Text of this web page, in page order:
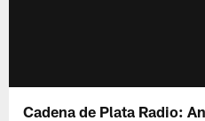
Cadena de Plata Radio: